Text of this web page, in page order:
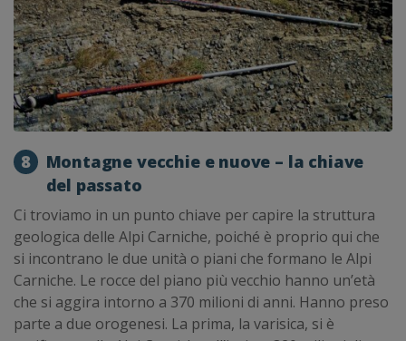
8
Montagne vecchie e nuove – la chiave
del passato
Ci troviamo in un punto chiave per capire la struttura
geologica delle Alpi Carniche, poiché è proprio qui che
si incontrano le due unità o piani che formano le Alpi
Carniche. Le rocce del piano più vecchio hanno un’età
che si aggira intorno a 370 milioni di anni. Hanno preso
parte a due orogenesi. La prima, la varisica, si è